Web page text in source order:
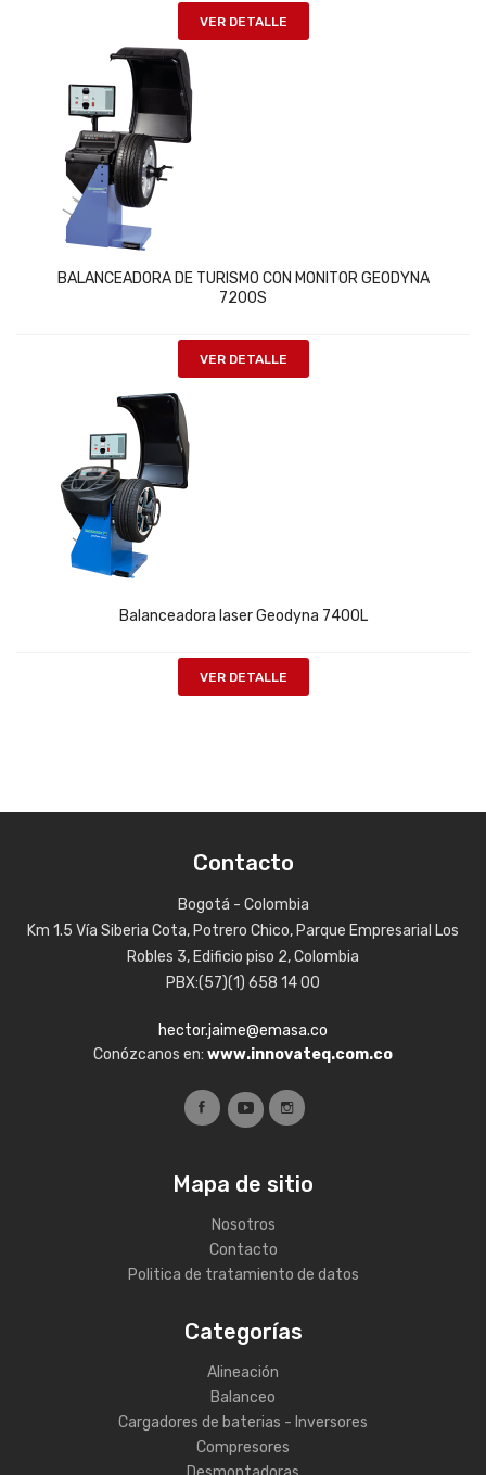
VER DETALLE
BALANCEADORA DE TURISMO CON MONITOR GEODYNA
7200S
VER DETALLE
Balanceadora laser Geodyna 7400L
VER DETALLE
Contacto
Bogotá - Colombia
Km 1.5 Vía Siberia Cota, Potrero Chico, Parque Empresarial Los
Robles 3, Edificio piso 2, Colombia
PBX:(57)(1) 658 14 00
hector.jaime@emasa.co
Conózcanos en: www.innovateq.com.co
Mapa de sitio
Nosotros
Contacto
Politica de tratamiento de datos
Categorías
Alineación
Balanceo
Cargadores de baterias - Inversores
Compresores